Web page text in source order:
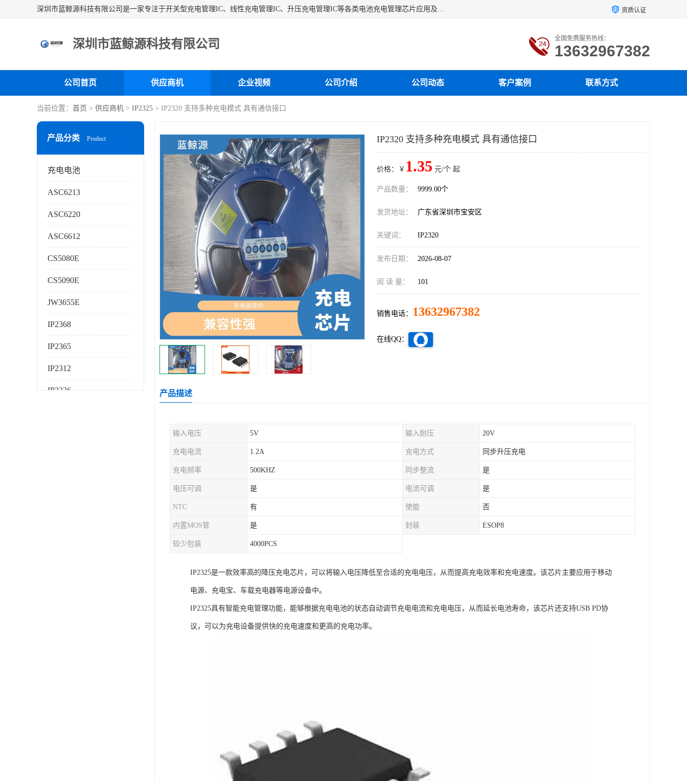
深圳市蓝鲸源科技有限公司是一家专注于开关型充电管理IC、线性充电管理IC、升压充电管理IC等各类电池充电管理芯片应用及芯片销售的企业，多年来公司为众多企业解决充电应用难题，设计缺陷，EMC超量等问题，是一家以充电技术指导为核心的充电芯片销售公司。 资质认证
深圳市蓝鲸源科技有限公司 全国免费服务热线：
13632967382
公司首页 供应商机 企业视频 公司介绍 公司动态 客户案例 联系方式
当前位置： 首页 > 供应商机 > IP2325 > IP2320 支持多种充电模式 具有通信接口
产品分类 Product
充电电池
ASC6213
ASC6220
ASC6612
CS5080E
CS5090E
JW3655E
IP2368
IP2365
IP2312
IP2326
IP2320 支持多种充电模式 具有通信接口
价格：￥ 1.35 元/个 起
产品数量： 9999.00个
发货地址： 广东省深圳市宝安区
关键词： IP2320
发布日期： 2026-08-07
阅 读 量： 101
销售电话： 13632967382
在线QQ：
产品描述
输入电压 5V 输入耐压 20V
充电电流 1.2A 充电方式 同步升压充电
充电频率 500KHZ 同步整流 是
电压可调 是 电流可调 是
NTC 有 使能 否
内置MOS管 是 封装 ESOP8
较少包装 4000PCS
IP2325是一款效率高的降压充电芯片，可以将输入电压降低至合适的充电电压，从而提高充电效率和充电速度。该芯片主要应用于移动
电源、充电宝、车载充电器等电源设备中。
IP2325具有智能充电管理功能，能够根据充电电池的状态自动调节充电电流和充电电压，从而延长电池寿命，该芯片还支持USB PD协
议，可以为充电设备提供快的充电速度和更高的充电功率。